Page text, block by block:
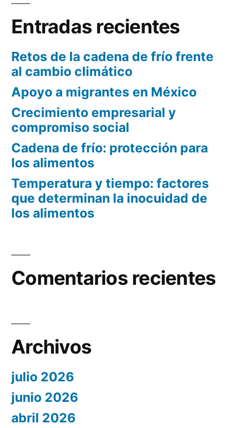
Entradas recientes
Retos de la cadena de frío frente
al cambio climático
Apoyo a migrantes en México
Crecimiento empresarial y
compromiso social
Cadena de frío: protección para
los alimentos
Temperatura y tiempo: factores
que determinan la inocuidad de
los alimentos
Comentarios recientes
Archivos
julio 2026
junio 2026
abril 2026